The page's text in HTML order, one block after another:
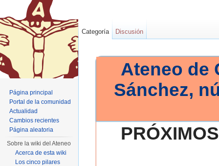
Ateneo de
Sánchez,
Categoría Discusión
Página principal
Portal de la comunidad
Actualidad
Cambios recientes
Página aleatoria
Sobre la wiki del Ateneo
Acerca de esta wiki
Los cinco pilares